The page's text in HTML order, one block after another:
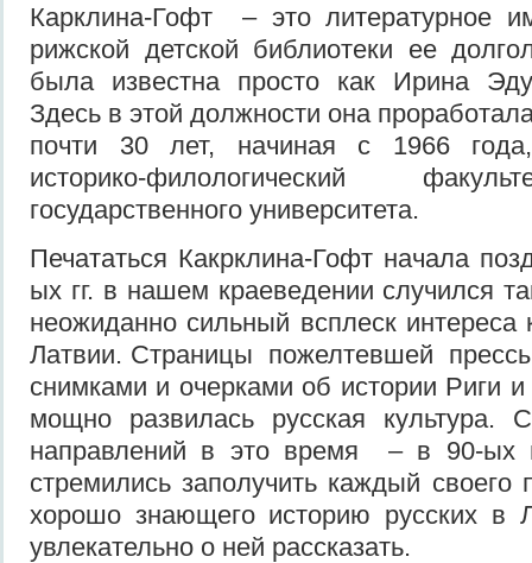
Карклина-Гофт – это литературное
рижской детской библиотеки ее
была известна просто как Ирина
Здесь в этой должности она
почти 30 лет, начиная с 1966
историко-филологический
государственного университета.
Печататься Какрклина-Гофт начала
ых гг. в нашем краеведении случился
неожиданно сильный всплеск интереса
Латвии. Страницы пожелтевшей
снимками и очерками об истории Риги и
мощно развилась русская
направлений в это время – в 90-ых
стремились заполучить каждый своего
хорошо знающего историю русских в
увлекательно о ней рассказать.